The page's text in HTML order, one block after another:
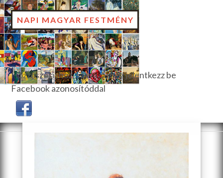
NAPI MAGYAR FESTMÉNY
Hozzászóláshoz, szavazáshoz jelentkezz be
Facebook azonosítóddal